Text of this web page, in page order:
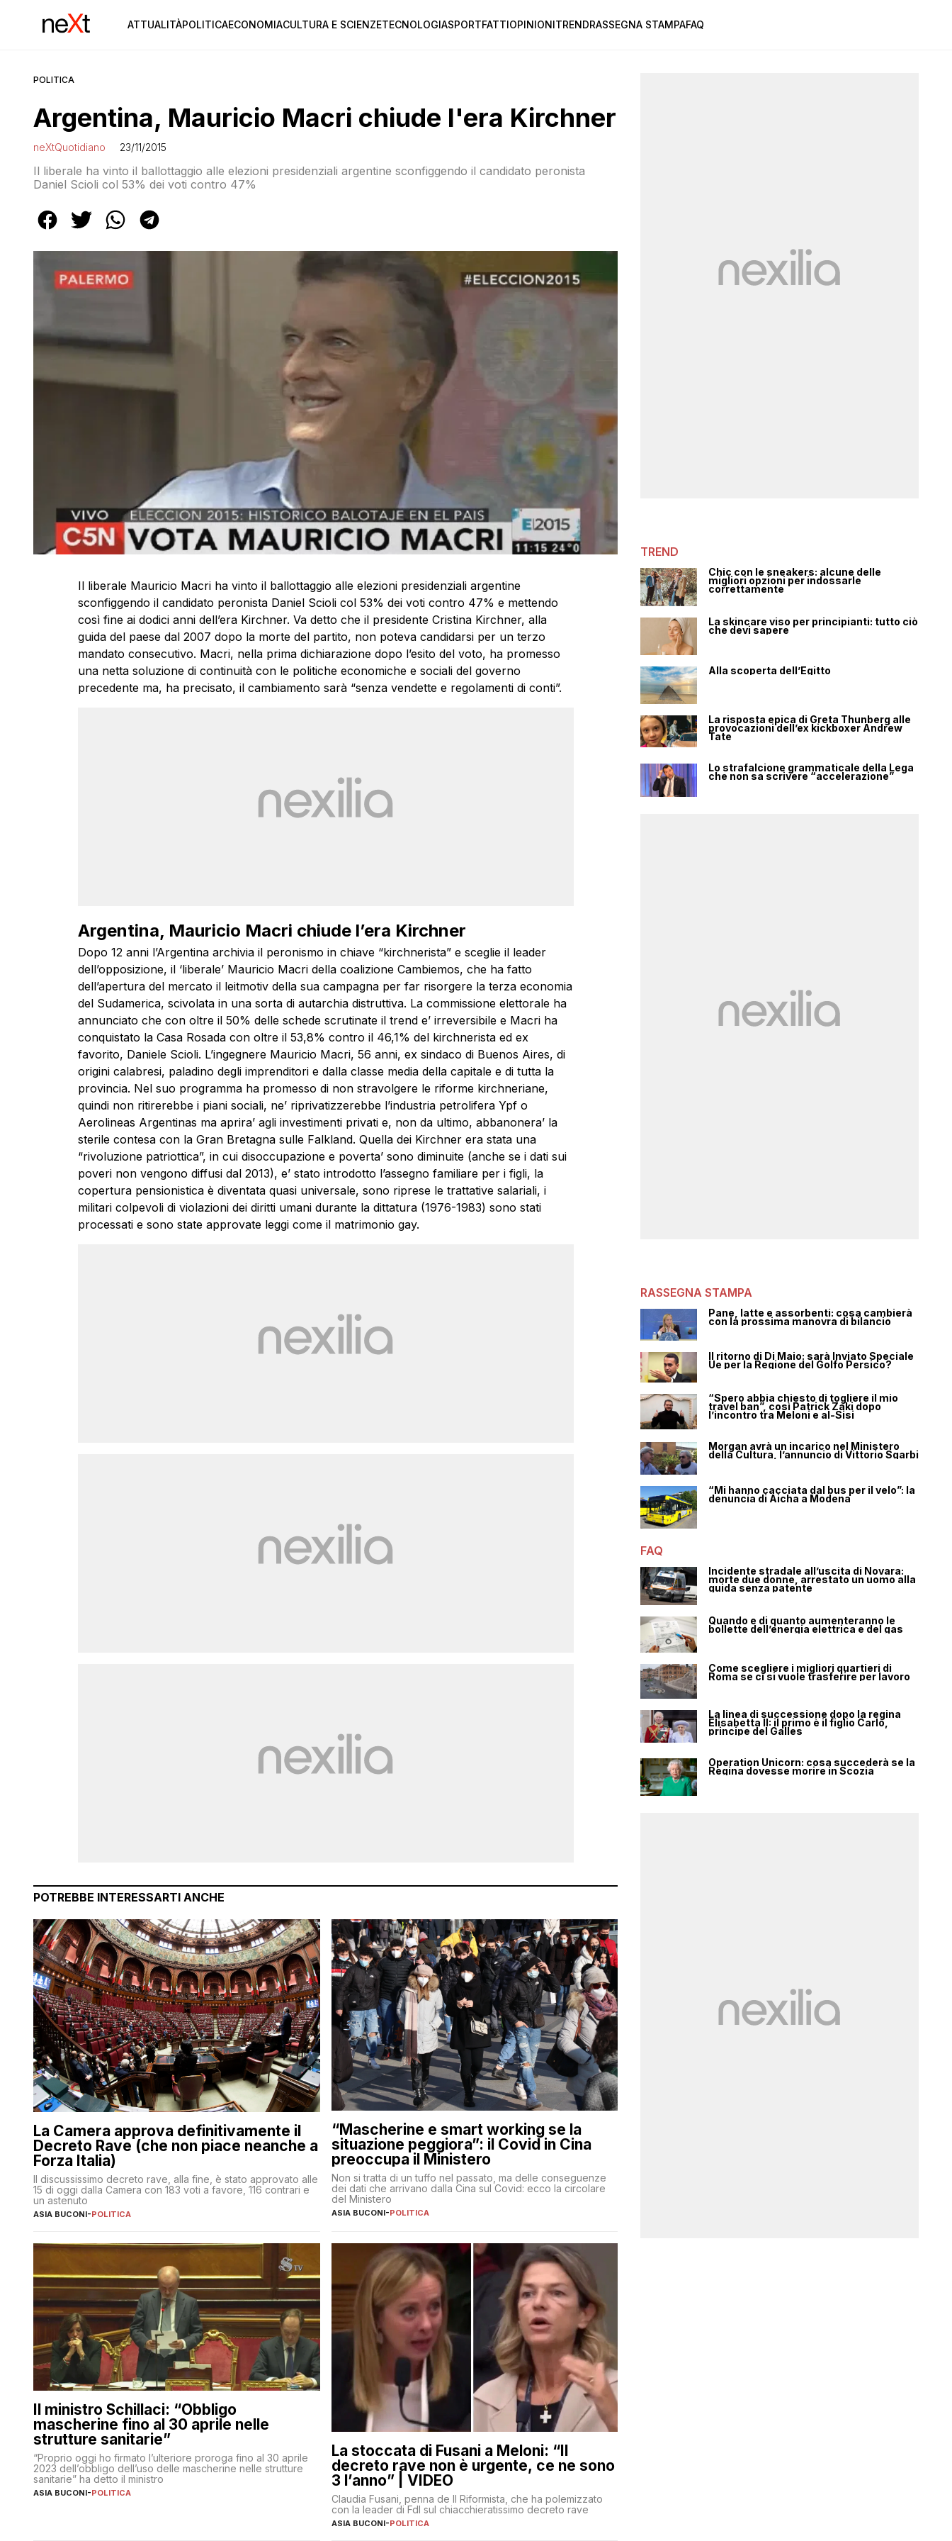
ATTUALITÀPOLITICAECONOMIACULTURA E SCIENZETECNOLOGIASPORTFATTIOPINIONITRENDRASSEGNA STAMPAFAQ
POLITICA
Argentina, Mauricio Macri chiude l'era Kirchner
neXtQuotidiano 23/11/2015
Il liberale ha vinto il ballottaggio alle elezioni presidenziali argentine sconfiggendo il candidato peronista
Daniel Scioli col 53% dei voti contro 47%
Il liberale Mauricio Macri ha vinto il ballottaggio alle elezioni presidenziali argentine
sconfiggendo il candidato peronista Daniel Scioli col 53% dei voti contro 47% e mettendo
così fine ai dodici anni dell’era Kirchner. Va detto che il presidente Cristina Kirchner, alla
guida del paese dal 2007 dopo la morte del partito, non poteva candidarsi per un terzo
mandato consecutivo. Macri, nella prima dichiarazione dopo l’esito del voto, ha promesso
una netta soluzione di continuità con le politiche economiche e sociali del governo
precedente ma, ha precisato, il cambiamento sarà “senza vendette e regolamenti di conti”.
Argentina, Mauricio Macri chiude l’era Kirchner
Dopo 12 anni l’Argentina archivia il peronismo in chiave “kirchnerista” e sceglie il leader
dell’opposizione, il ‘liberale’ Mauricio Macri della coalizione Cambiemos, che ha fatto
dell’apertura del mercato il leitmotiv della sua campagna per far risorgere la terza economia
del Sudamerica, scivolata in una sorta di autarchia distruttiva. La commissione elettorale ha
annunciato che con oltre il 50% delle schede scrutinate il trend e’ irreversibile e Macri ha
conquistato la Casa Rosada con oltre il 53,8% contro il 46,1% del kirchnerista ed ex
favorito, Daniele Scioli. L’ingegnere Mauricio Macri, 56 anni, ex sindaco di Buenos Aires, di
origini calabresi, paladino degli imprenditori e dalla classe media della capitale e di tutta la
provincia. Nel suo programma ha promesso di non stravolgere le riforme kirchneriane,
quindi non ritirerebbe i piani sociali, ne’ riprivatizzerebbe l’industria petrolifera Ypf o
Aerolineas Argentinas ma aprira’ agli investimenti privati e, non da ultimo, abbanonera’ la
sterile contesa con la Gran Bretagna sulle Falkland. Quella dei Kirchner era stata una
“rivoluzione patriottica”, in cui disoccupazione e poverta’ sono diminuite (anche se i dati sui
poveri non vengono diffusi dal 2013), e’ stato introdotto l’assegno familiare per i figli, la
copertura pensionistica è diventata quasi universale, sono riprese le trattative salariali, i
militari colpevoli di violazioni dei diritti umani durante la dittatura (1976-1983) sono stati
processati e sono state approvate leggi come il matrimonio gay.
POTREBBE INTERESSARTI ANCHE
La Camera approva definitivamente il
Decreto Rave (che non piace neanche a
Forza Italia)
Il discussissimo decreto rave, alla fine, è stato approvato alle
15 di oggi dalla Camera con 183 voti a favore, 116 contrari e
un astenuto
ASIA BUCONI-POLITICA
“Mascherine e smart working se la
situazione peggiora”: il Covid in Cina
preoccupa il Ministero
Non si tratta di un tuffo nel passato, ma delle conseguenze
dei dati che arrivano dalla Cina sul Covid: ecco la circolare
del Ministero
ASIA BUCONI-POLITICA
Il ministro Schillaci: “Obbligo
mascherine fino al 30 aprile nelle
strutture sanitarie”
“Proprio oggi ho firmato l’ulteriore proroga fino al 30 aprile
2023 dell’obbligo dell’uso delle mascherine nelle strutture
sanitarie” ha detto il ministro
ASIA BUCONI-POLITICA
La stoccata di Fusani a Meloni: “Il
decreto rave non è urgente, ce ne sono
3 l’anno” | VIDEO
Claudia Fusani, penna de Il Riformista, che ha polemizzato
con la leader di FdI sul chiacchieratissimo decreto rave
ASIA BUCONI-POLITICA
TREND
Chic con le sneakers: alcune delle
migliori opzioni per indossarle
correttamente
La skincare viso per principianti: tutto ciò
che devi sapere
Alla scoperta dell’Egitto
La risposta epica di Greta Thunberg alle
provocazioni dell’ex kickboxer Andrew
Tate
Lo strafalcione grammaticale della Lega
che non sa scrivere “accelerazione”
RASSEGNA STAMPA
Pane, latte e assorbenti: cosa cambierà
con la prossima manovra di bilancio
Il ritorno di Di Maio: sarà Inviato Speciale
Ue per la Regione del Golfo Persico?
“Spero abbia chiesto di togliere il mio
travel ban”, così Patrick Zaki dopo
l’incontro tra Meloni e al-Sisi
Morgan avrà un incarico nel Ministero
della Cultura, l’annuncio di Vittorio Sgarbi
“Mi hanno cacciata dal bus per il velo”: la
denuncia di Aicha a Modena
FAQ
Incidente stradale all’uscita di Novara:
morte due donne, arrestato un uomo alla
guida senza patente
Quando e di quanto aumenteranno le
bollette dell’energia elettrica e del gas
Come scegliere i migliori quartieri di
Roma se ci si vuole trasferire per lavoro
La linea di successione dopo la regina
Elisabetta II: il primo è il figlio Carlo,
principe del Galles
Operation Unicorn: cosa succederà se la
Regina dovesse morire in Scozia